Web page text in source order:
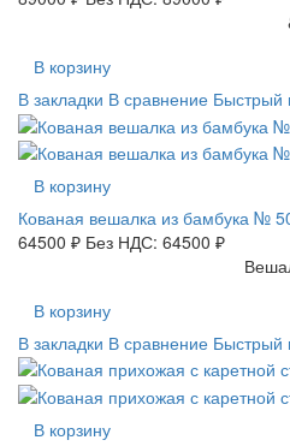
В корзину
В закладки В сравнение Быстрый
В корзину
Кованая вешалка из бамбука №
64500 ₽ Без НДС: 64500 ₽
Вешалка из
В корзину
В закладки В сравнение Быстрый
В корзину